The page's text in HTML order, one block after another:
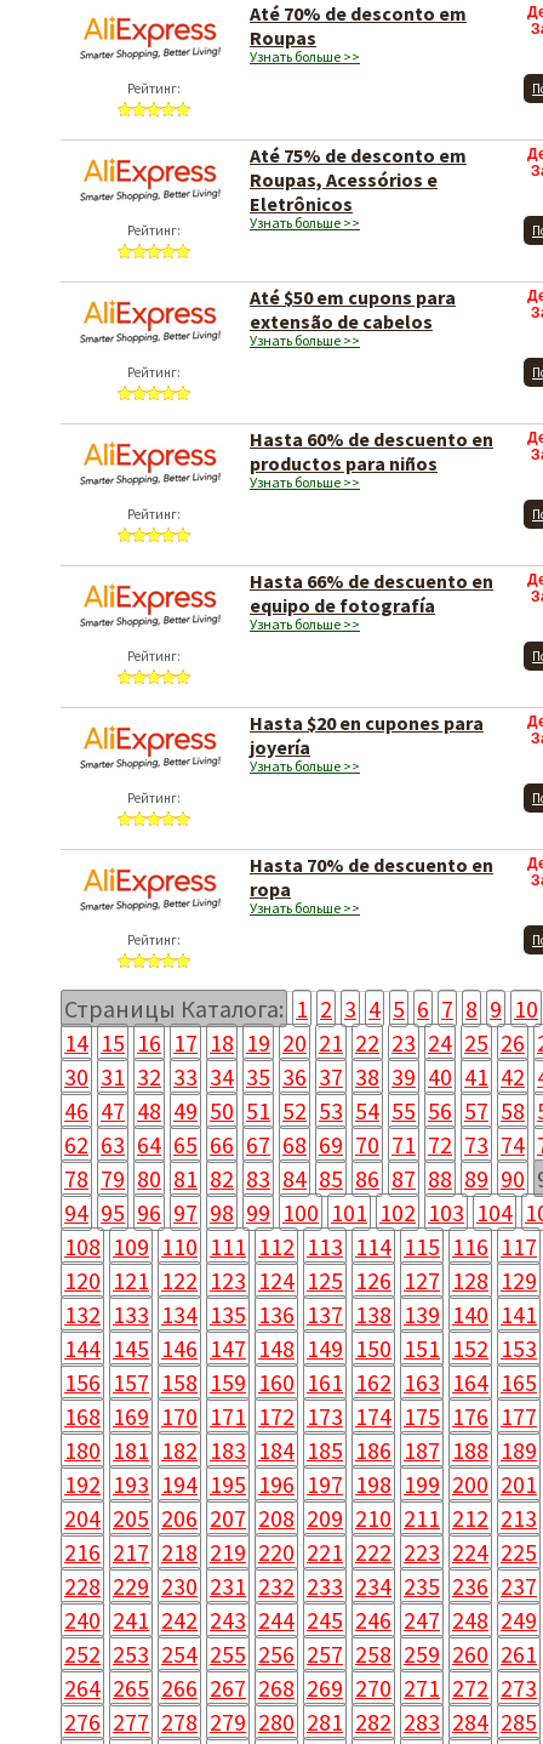
Рейтинг:
Até 70% de desconto em
Roupas
Узнать больше >>
Рейтинг:
Até 75% de desconto em
Roupas, Acessórios e
Eletrônicos
Узнать больше >>
Рейтинг:
Até $50 em cupons para
extensão de cabelos
Узнать больше >>
Рейтинг:
Hasta 60% de descuento en
productos para niños
Узнать больше >>
Рейтинг:
Hasta 66% de descuento en
equipo de fotografía
Узнать больше >>
Рейтинг:
Hasta $20 en cupones para
joyería
Узнать больше >>
Рейтинг:
Hasta 70% de descuento en
ropa
Узнать больше >>
Страницы Каталога: 1 2 3 4 5 6 7 8 9 10
14 15 16 17 18 19 20 21 22 23 24 25 26
30 31 32 33 34 35 36 37 38 39 40 41 42
46 47 48 49 50 51 52 53 54 55 56 57 58
62 63 64 65 66 67 68 69 70 71 72 73 74
78 79 80 81 82 83 84 85 86 87 88 89 90
94 95 96 97 98 99 100 101 102 103 104
108 109 110 111 112 113 114 115 116 117
120 121 122 123 124 125 126 127 128 129
132 133 134 135 136 137 138 139 140 141
144 145 146 147 148 149 150 151 152 153
156 157 158 159 160 161 162 163 164 165
168 169 170 171 172 173 174 175 176 177
180 181 182 183 184 185 186 187 188 189
192 193 194 195 196 197 198 199 200 201
204 205 206 207 208 209 210 211 212 213
216 217 218 219 220 221 222 223 224 225
228 229 230 231 232 233 234 235 236 237
240 241 242 243 244 245 246 247 248 249
252 253 254 255 256 257 258 259 260 261
264 265 266 267 268 269 270 271 272 273
276 277 278 279 280 281 282 283 284 285